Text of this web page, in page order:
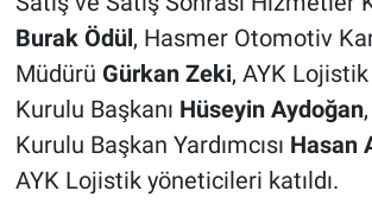
Burak Ödül, Hasmer Otomotiv
Müdürü Gürkan Zeki, AYK
Kurulu Başkanı Hüseyin Aydoğan
Kurulu Başkan Yardımcısı Hasan
AYK Lojistik yöneticileri katıldı.